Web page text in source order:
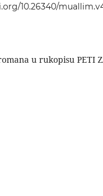
10.26340/
u rukopisu PETI